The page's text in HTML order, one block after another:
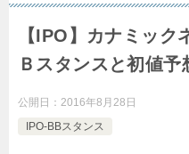
【IPO】カナミック
Ｂスタンスと初値予
公開日： 2016年8月28日
IPO-BBスタンス